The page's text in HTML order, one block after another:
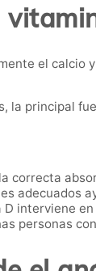
el
principal
correcta
adecuados
D interviene
personas